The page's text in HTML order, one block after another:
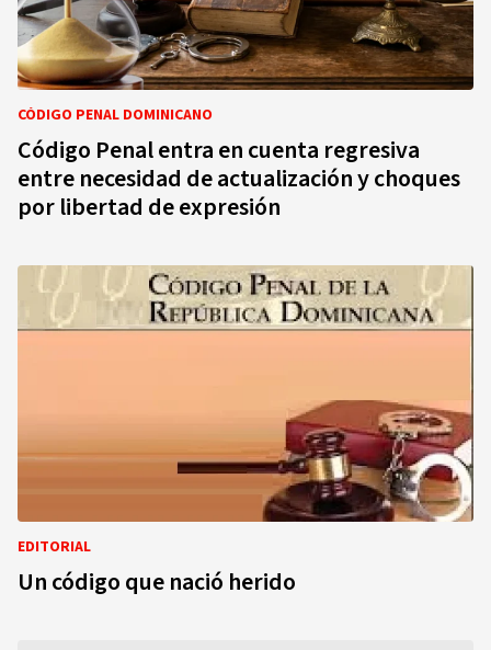
CÓDIGO PENAL DOMINICANO
Código Penal entra en cuenta regresiva
entre necesidad de actualización y choques
por libertad de expresión
EDITORIAL
Un código que nació herido